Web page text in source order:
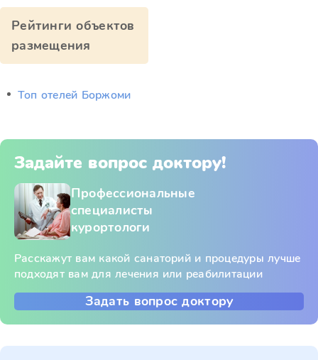
Рейтинги объектов
размещения
Топ отелей Боржоми
Задайте вопрос доктору!
Профессиональные
специалисты
курортологи
Расскажут вам какой санаторий и процедуры лучше
подходят вам для лечения или реабилитации
Задать вопрос доктору